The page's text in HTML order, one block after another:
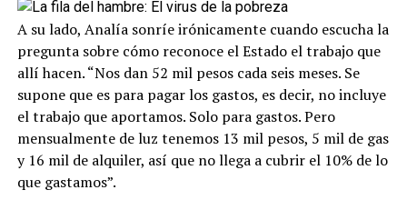
A su lado, Analía sonríe irónicamente cuando escucha la
pregunta sobre cómo reconoce el Estado el trabajo que
allí hacen. “Nos dan 52 mil pesos cada seis meses. Se
supone que es para pagar los gastos, es decir, no incluye
el trabajo que aportamos. Solo para gastos. Pero
mensualmente de luz tenemos 13 mil pesos, 5 mil de gas
y 16 mil de alquiler, así que no llega a cubrir el 10% de lo
que gastamos”.